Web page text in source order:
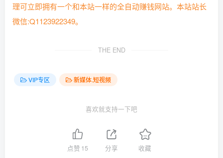
理可立即拥有一个和本站一样的全自动赚钱网站。本站站长
微信:Q1123922349。
THE END
VIP专区 新媒体.短视频
喜欢就支持一下吧
点赞 15 分享 收藏